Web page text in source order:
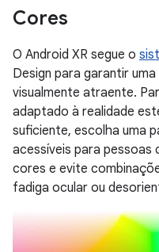
Cores
O Android XR segue o
Design para garantir
visualmente atraente.
adaptado à realidade
suficiente, escolha uma
acessíveis para pessoas
cores e evite
fadiga ocular ou